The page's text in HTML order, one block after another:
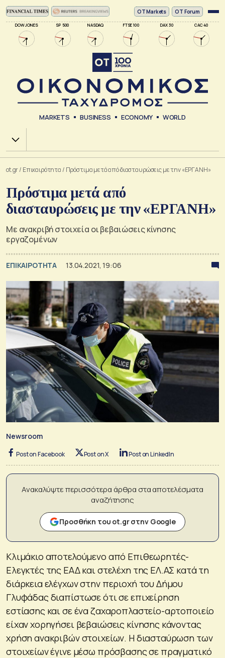
DOW JONES SP 500 NASDAQ FTSE 100 DAX 30 CAC 40
ΟΤ Markets OT Forum
MARKETS BUSINESS ECONOMY WORLD
Χ.Α.
ot.gr/ Επικαιρότητα / Πρόστιμα μετά από διασταυρώσεις με την «ΕΡΓΑΝΗ»
Πρόστιμα μετά από
διασταυρώσεις με την «ΕΡΓΑΝΗ»
Με ανακριβή στοιχεία οι βεβαιώσεις κίνησης
εργαζομένων
ΕΠΙΚΑΙΡΟΤΗΤΑ 13.04.2021, 19:06
Newsroom
Post on Facebook Post on X Post on LinkedIn
Ανακαλύψτε περισσότερα άρθρα στα αποτελέσματα
αναζήτησης
Προσθήκη του ot.gr στην Google
Κλιμάκιο αποτελούμενο από Επιθεωρητές-
Ελεγκτές της ΕΑΔ και στελέχη της ΕΛ.ΑΣ κατά τη
διάρκεια ελέγχων στην περιοχή του Δήμου
Γλυφάδας διαπίστωσε ότι σε επιχείρηση
εστίασης και σε ένα ζαχαροπλαστείο-αρτοποιείο
είχαν χορηγήσει βεβαιώσεις κίνησης κάνοντας
χρήση ανακριβών στοιχείων. Η διασταύρωση των
στοιχείων έγινε μέσω πρόσβασης σε πραγματικό